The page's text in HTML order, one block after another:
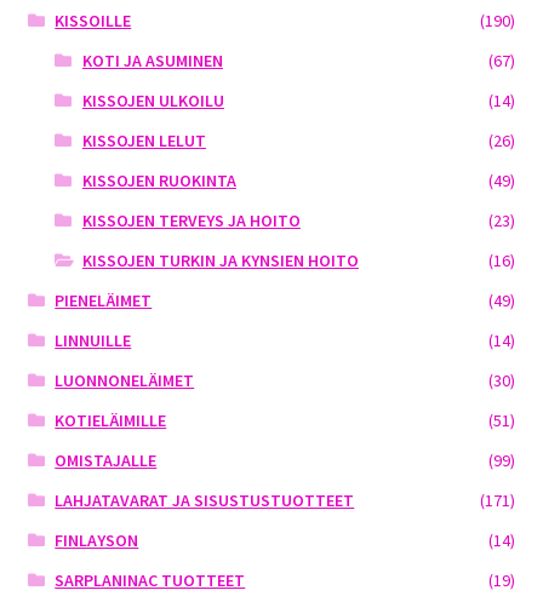
KISSOILLE
(190)
KOTI JA ASUMINEN
(67)
KISSOJEN ULKOILU
(14)
KISSOJEN LELUT
(26)
KISSOJEN RUOKINTA
(49)
KISSOJEN TERVEYS JA HOITO
(23)
KISSOJEN TURKIN JA KYNSIEN HOITO
(16)
PIENELÄIMET
(49)
LINNUILLE
(14)
LUONNONELÄIMET
(30)
KOTIELÄIMILLE
(51)
OMISTAJALLE
(99)
LAHJATAVARAT JA SISUSTUSTUOTTEET
(171)
FINLAYSON
(14)
SARPLANINAC TUOTTEET
(19)